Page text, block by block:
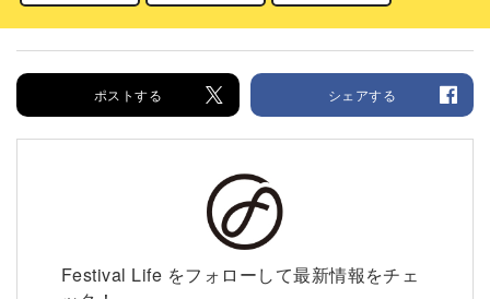
ポストする シェアする
Festival Life をフォローして最新情報をチェ